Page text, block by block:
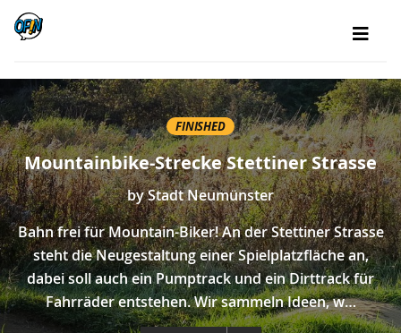
FINISHED
Mountainbike-Strecke Stettiner Strasse
byStadt Neumünster
Bahn frei für Mountain-Biker! An der Stettiner Strasse
steht die Neugestaltung einer Spielplatzfläche an,
dabei soll auch ein Pumptrack und ein Dirttrack für
Fahrräder entstehen. Wir sammeln Ideen, w…